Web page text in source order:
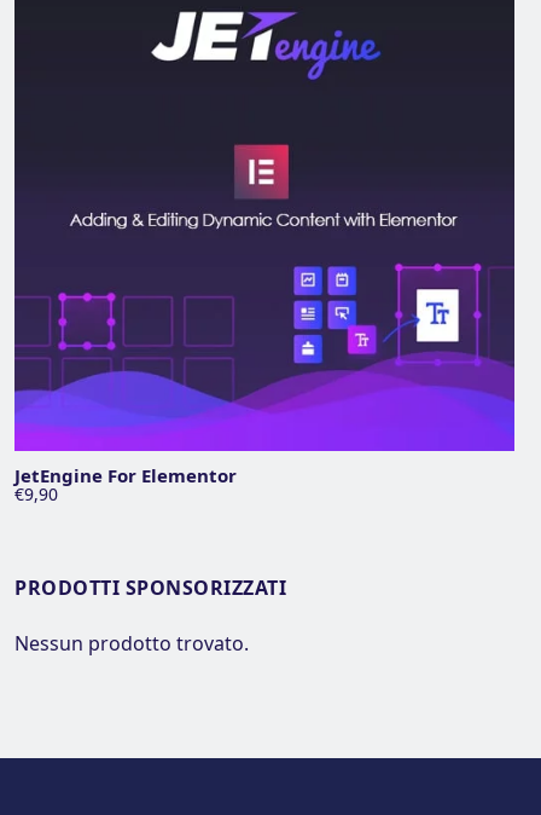
JetEngine For Elementor
€9,90
PRODOTTI SPONSORIZZATI
Nessun prodotto trovato.